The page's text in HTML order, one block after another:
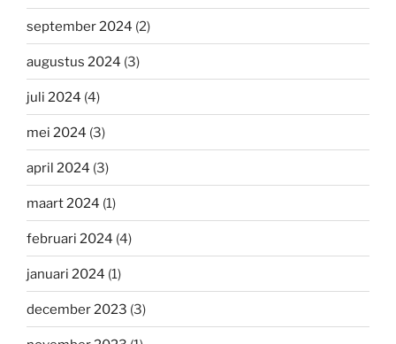
september 2024 (2)
augustus 2024 (3)
juli 2024 (4)
mei 2024 (3)
april 2024 (3)
maart 2024 (1)
februari 2024 (4)
januari 2024 (1)
december 2023 (3)